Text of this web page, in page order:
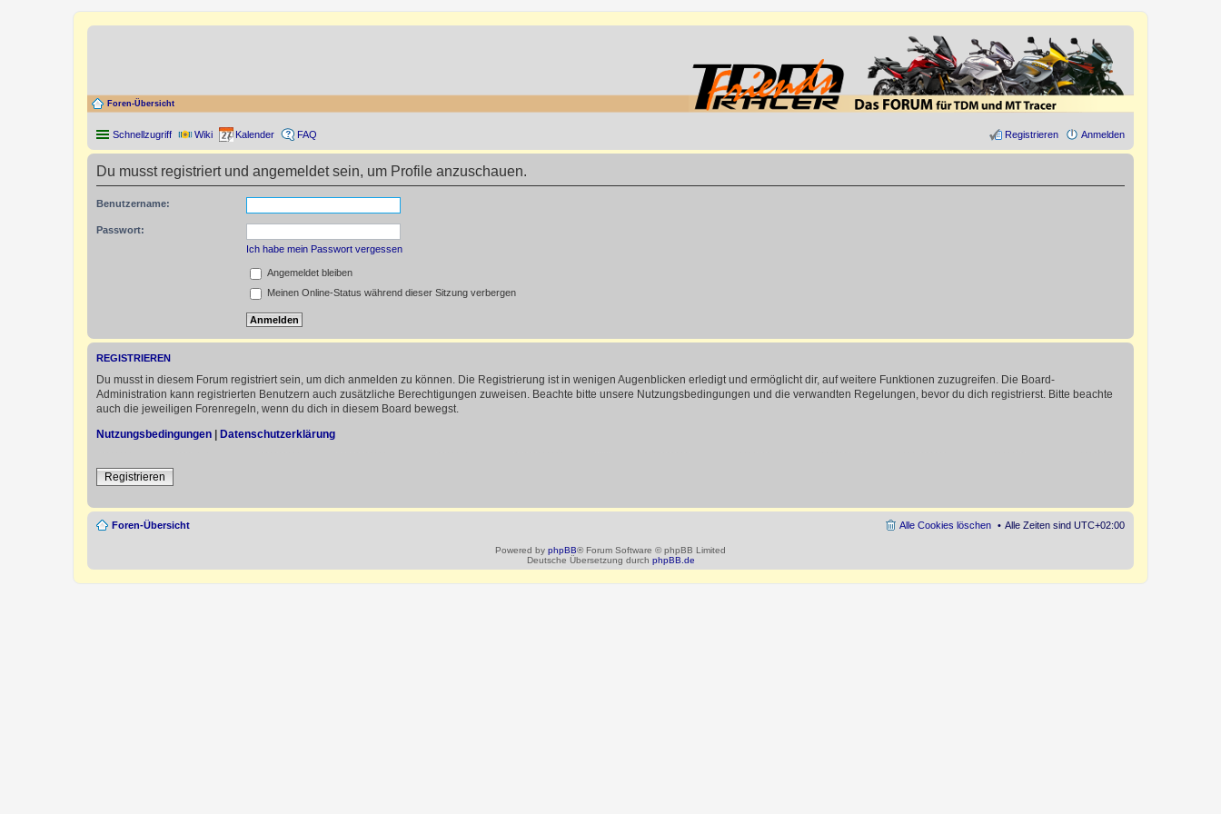
Foren-Übersicht
Schnellzugriff Wiki Kalender FAQ Anmelden
Registrieren
Du musst registriert und angemeldet sein, um Profile anzuschauen.
Benutzername:
Passwort:
Ich habe mein Passwort vergessen
Angemeldet bleiben
Meinen Online-Status während dieser Sitzung verbergen
REGISTRIEREN
Du musst in diesem Forum registriert sein, um dich anmelden zu können. Die Registrierung ist in wenigen Augenblicken erledigt und ermöglicht dir, auf weitere Funktionen zuzugreifen. Die Board-
Administration kann registrierten Benutzern auch zusätzliche Berechtigungen zuweisen. Beachte bitte unsere Nutzungsbedingungen und die verwandten Regelungen, bevor du dich registrierst. Bitte beachte
auch die jeweiligen Forenregeln, wenn du dich in diesem Board bewegst.
Nutzungsbedingungen | Datenschutzerklärung
Registrieren
Foren-Übersicht Alle Zeiten sind UTC+02:00
Alle Cookies löschen
Powered by phpBB® Forum Software © phpBB Limited
Deutsche Übersetzung durch phpBB.de